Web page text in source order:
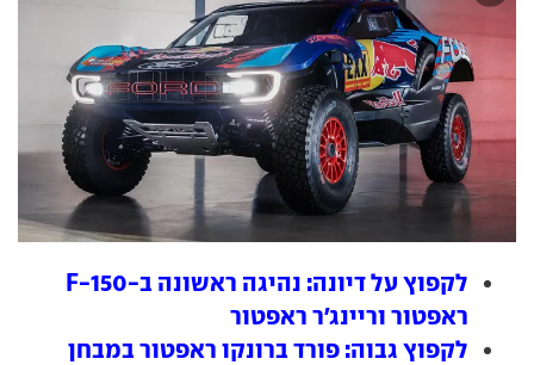
לקפוץ על דיונה: נהיגה ראשונה ב-F-150
ראפטור וריינג'ר ראפטור
לקפוץ גבוה: פורד ברונקו ראפטור במבחן